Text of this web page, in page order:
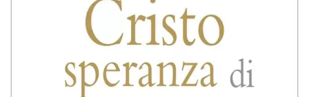
BIOGRAFIE